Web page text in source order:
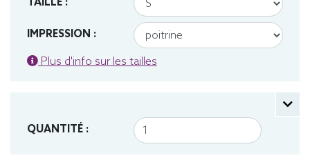
TAILLE :
IMPRESSION :
Plus d'info sur les tailles
QUANTITÉ :